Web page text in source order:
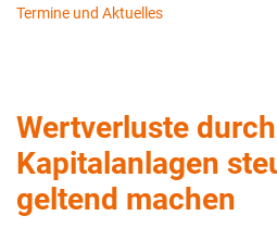
Termine und Aktuelles
Wertverluste
Kapitalanlagen
geltend machen